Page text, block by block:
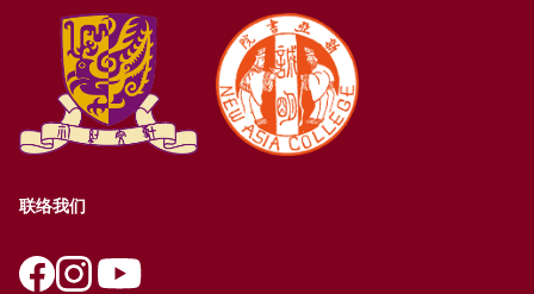
联络我们